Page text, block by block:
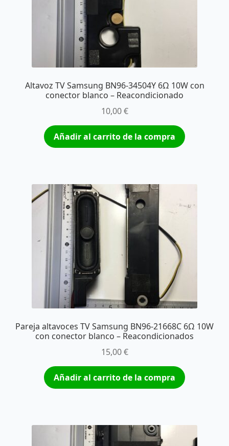
Altavoz TV Samsung BN96-34504Y 6Ω 10W con
conector blanco – Reacondicionado
10,00€
Añadir al carrito de la compra
Pareja altavoces TV Samsung BN96-21668C 6Ω 10W
con conector blanco – Reacondicionados
15,00€
Añadir al carrito de la compra